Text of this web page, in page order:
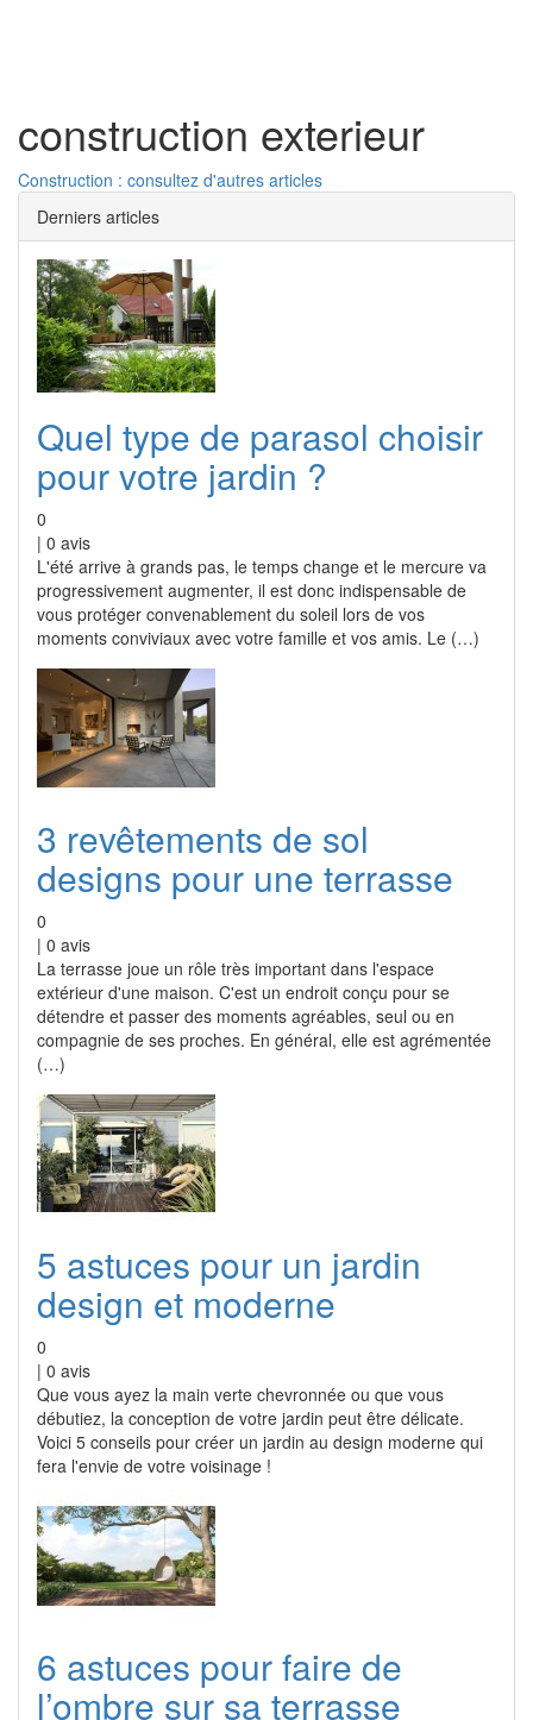
construction exterieur
Construction : consultez d'autres articles
Derniers articles
Quel type de parasol choisir
pour votre jardin ?
0
| 0 avis
L'été arrive à grands pas, le temps change et le mercure va
progressivement augmenter, il est donc indispensable de
vous protéger convenablement du soleil lors de vos
moments conviviaux avec votre famille et vos amis. Le (…)
3 revêtements de sol
designs pour une terrasse
0
| 0 avis
La terrasse joue un rôle très important dans l'espace
extérieur d'une maison. C'est un endroit conçu pour se
détendre et passer des moments agréables, seul ou en
compagnie de ses proches. En général, elle est agrémentée
(…)
5 astuces pour un jardin
design et moderne
0
| 0 avis
Que vous ayez la main verte chevronnée ou que vous
débutiez, la conception de votre jardin peut être délicate.
Voici 5 conseils pour créer un jardin au design moderne qui
fera l'envie de votre voisinage !
6 astuces pour faire de
l’ombre sur sa terrasse